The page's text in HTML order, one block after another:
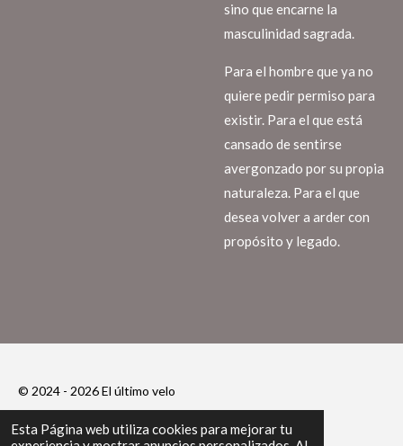
Esta Página web utiliza cookies para mejorar tu
sino que encarne la
masculinidad sagrada.
Para el hombre que ya no
quiere pedir permiso para
existir. Para el que está
cansado de sentirse
avergonzado por su propia
naturaleza. Para el que
desea volver a arder con
propósito y legado.
© 2024 - 2026 El último velo
Con la tecnología deWebador